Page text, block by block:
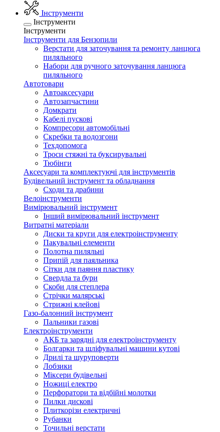
Інструменти
Інструменти
Інструменти
Інструменти для Бензопили
Верстати для заточування та ремонту ланцюга
пиляльного
Набори для ручного заточування ланцюга
пиляльного
Автотовари
Автоаксесуари
Автозапчастини
Домкрати
Кабелі пускові
Компресори автомобільні
Скребки та водозгони
Техдопомога
Троси стяжні та буксирувальні
Тюбінги
Аксесуари та комплектуючі для інструментів
Будівельний інструмент та обладнання
Сходи та драбини
Велоінструменти
Вимірювальний інструмент
Інший вимірювальний інструмент
Витратні матеріали
Диски та круги для електроінструменту
Пакувальні елементи
Полотна пиляльні
Припій для паяльника
Сітки для паяння пластику
Свердла та бури
Скоби для степлера
Стрічки малярські
Стрижні клейові
Газо-балонний інструмент
Пальники газові
Електроінструменти
АКБ та зарядні для електроінструменту
Болгарки та шліфувальні машини кутові
Дрилі та шуруповерти
Лобзики
Міксери будівельні
Ножиці електро
Перфоратори та відбійні молотки
Пилки дискові
Плиткорізи електричні
Рубанки
Точильні верстати